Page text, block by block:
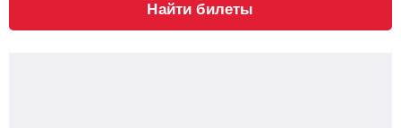
Найти билеты